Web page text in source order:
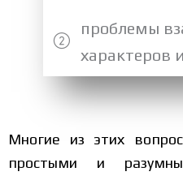
проблемы
характеров
Многие из этих
простыми и